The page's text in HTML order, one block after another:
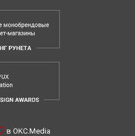
в OKC.Media